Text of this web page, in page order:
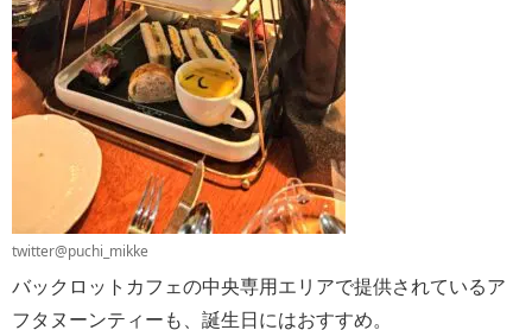
twitter@puchi_mikke
バックロットカフェの中央専用エリアで提供されているア
フタヌーンティーも、誕生日にはおすすめ。